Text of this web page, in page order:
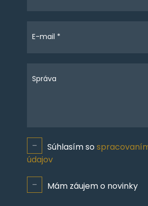
E-mail *
Správa
Súhlasím so
údajov
Mám záujem o novinky